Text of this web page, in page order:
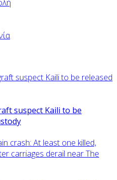
suspect Kaili to be